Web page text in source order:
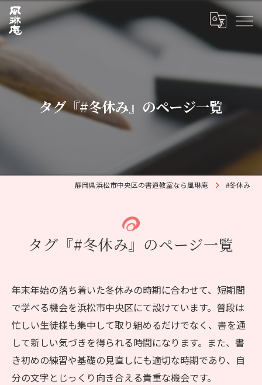
タグ『#冬休み』のページ一覧
静岡県浜松市中央区の書道教室なら風琳庵 #冬休み
タグ『#冬休み』のページ一覧
年末年始の落ち着いた冬休みの時期に合わせて、短期間
で学べる機会を浜松市中央区にて設けています。普段は
忙しい生徒様も集中して取り組めるだけでなく、書を通
して新しい気づきを得られる時間になります。また、書
き初めの練習や基礎の見直しにも適切な時期であり、自
分の文字とじっくり向き合える貴重な機会です。